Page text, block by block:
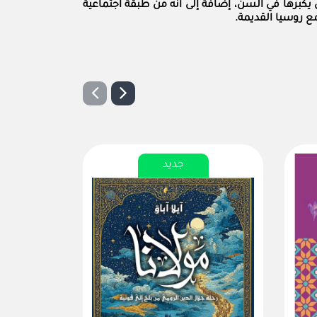
في السن، إضافة إلى أنه من طبقة اجتماعية
روسيا القديمة.
جديد